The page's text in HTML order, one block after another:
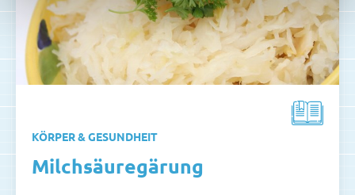
KÖRPER & GESUNDHEIT
Milchsäuregärung